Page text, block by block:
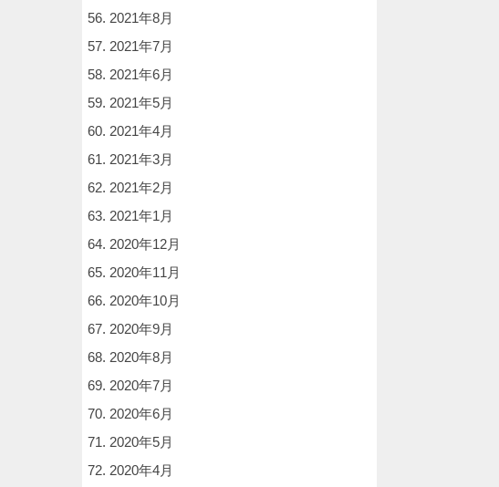
2021年8月
2021年7月
2021年6月
2021年5月
2021年4月
2021年3月
2021年2月
2021年1月
2020年12月
2020年11月
2020年10月
2020年9月
2020年8月
2020年7月
2020年6月
2020年5月
2020年4月